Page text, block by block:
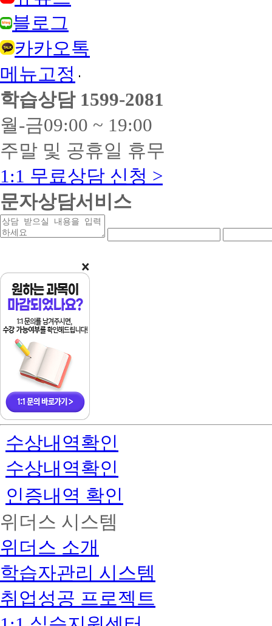
블로그
카카오톡
메뉴고정
학습상담 1599-2081
월-금09:00 ~ 19:00
주말 및 공휴일 휴무
1:1 무료상담 신청 >
문자상담서비스
상
담
용
락
처
락
처
수상내역확인
수상내역확인
인증내역 확인
위더스 시스템
위더스 소개
학습자관리 시스템
취업성공 프로젝트